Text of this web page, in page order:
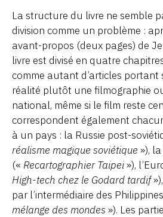
La structure du livre ne semble
division comme un problème :
avant-propos (deux pages) de
livre est divisé en quatre
comme autant d’articles portant
réalité plutôt une filmographie
national, même si le film reste
correspondent également
à un pays : la Russie post-
réalisme magique soviétique »),
(« Recartographier Taipei»),
High-tech chez le Godard tardif
par l’intermédiaire des
mélange des mondes »). Les